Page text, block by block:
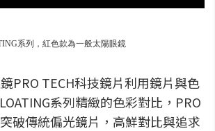
系列，紅色款為一般太陽眼鏡
PRO TECH科技鏡片利用鏡片與色
系列精緻的色彩對比，PRO
破傳統偏光鏡片，高鮮對比與追求